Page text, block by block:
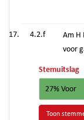
4.2.f
Am H
voor
Stemuitslag
27% Voor
Toon